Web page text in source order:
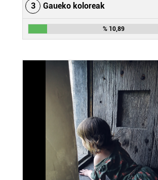
3 Gaueko koloreak
% 10,89